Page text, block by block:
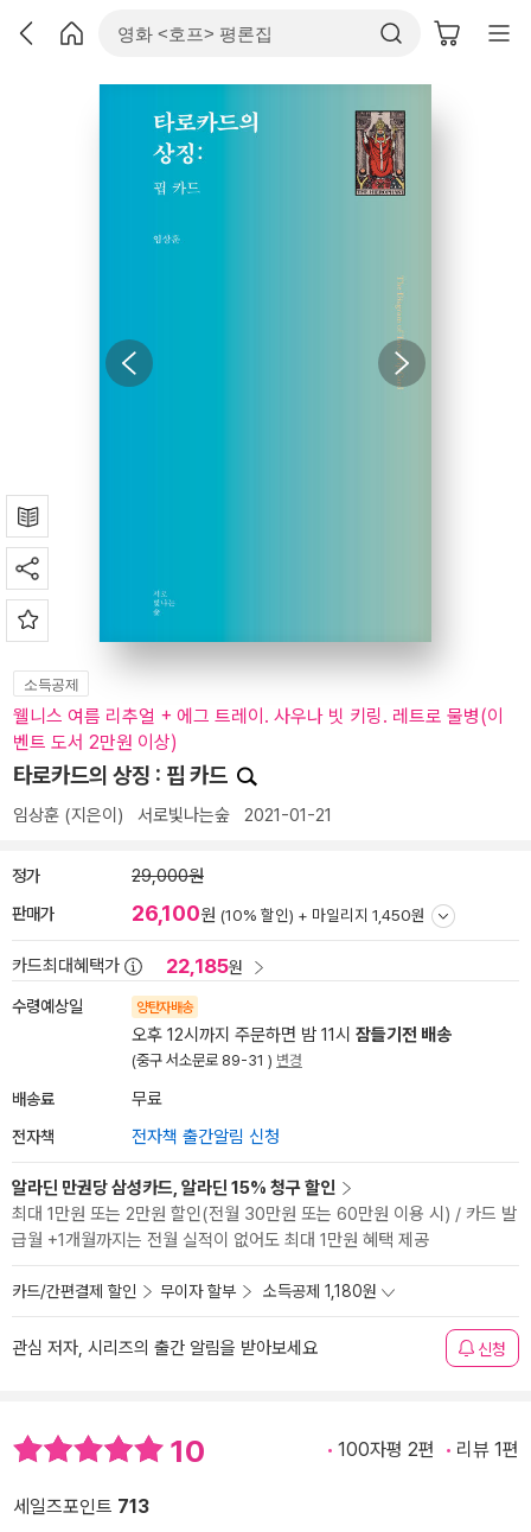
소득공제
웰니스 여름 리추얼 + 에그 트레이. 사우나 빗 키링. 레트로 물병(이
벤트 도서 2만원 이상)
타로카드의 상징 : 핍 카드
임상훈 (지은이) 서로빛나는숲 2021-01-21
정가 29,000원
판매가 26,100원 (10% 할인) + 마일리지 1,450원
카드최대혜택가 22,185원
수령예상일 양탄자배송
오후 12시까지 주문하면 밤 11시 잠들기전 배송
(중구 서소문로 89-31 ) 변경
배송료 무료
전자책 전자책 출간알림 신청
알라딘 만권당 삼성카드, 알라딘 15% 청구 할인
최대 1만원 또는 2만원 할인(전월 30만원 또는 60만원 이용 시) / 카드 발
급월 +1개월까지는 전월 실적이 없어도 최대 1만원 혜택 제공
카드/간편결제 할인 무이자 할부 소득공제 1,180원
관심 저자, 시리즈의 출간 알림을 받아보세요 신청
10 100자평 2편 리뷰 1편
세일즈포인트 713